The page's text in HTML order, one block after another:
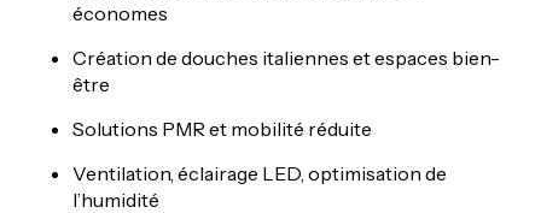
économes
Création de douches italiennes et espaces bien-
être
Solutions PMR et mobilité réduite
Ventilation, éclairage LED, optimisation de
l’humidité